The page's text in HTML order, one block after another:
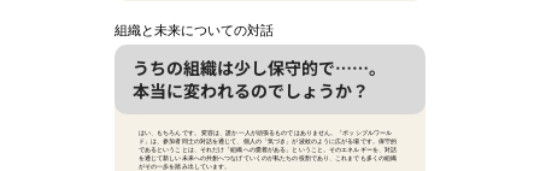
組織と未来についての対話
うちの組織は少し保守的で……。
本当に変われるのでしょうか？
はい、もちろんです。 変容は、誰か一人が頑張るものではありません。「ポッシブルワール
ド」は、参加者同士の対話を通じて、個人の「気づき」が波紋のように広がる場です。保守的
であるということは、それだけ「組織への愛着がある」ということ。そのエネルギーを、対話
を通じて新しい未来への共創へつなげていくのが私たちの役割であり、これまでも多くの組織
がその一歩を踏み出しています。